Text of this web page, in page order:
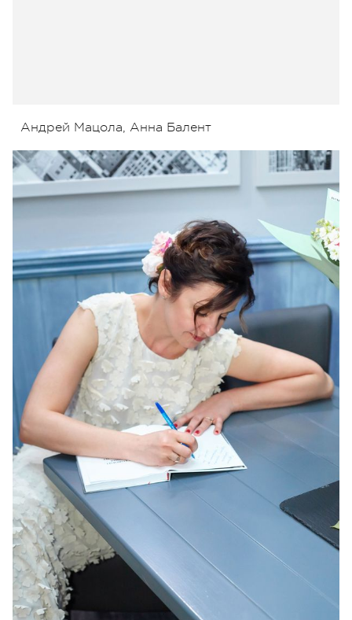
Андрей Мацола, Анна Балент
Анна Балент
«PRIME – надежный партнер и верный друг, –
говорит Анна Балент. – Мы вместе издали крутую
книгу, организовали вечеринку и получили
большое количество положительных откликов от
мужчин».